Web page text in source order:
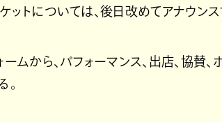
ットについては、後日改めてアナウンス
ームから、パフォーマンス、出店、協賛
。